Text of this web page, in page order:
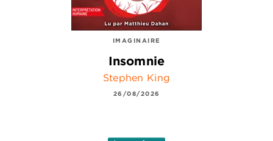
IMAGINAIRE
Insomnie
Stephen King
26/08/2026